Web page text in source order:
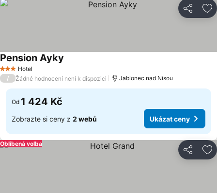
Sdílet
3 Počet hvězdiček
Hotel
Pension Ayky
/ Žádné hodnocení není k dispozici Jablonec nad Nisou
Od 1 424 Kč
Zobrazte si ceny z 2 webů Ukázat ceny
Sdílet
Oblíbená volba